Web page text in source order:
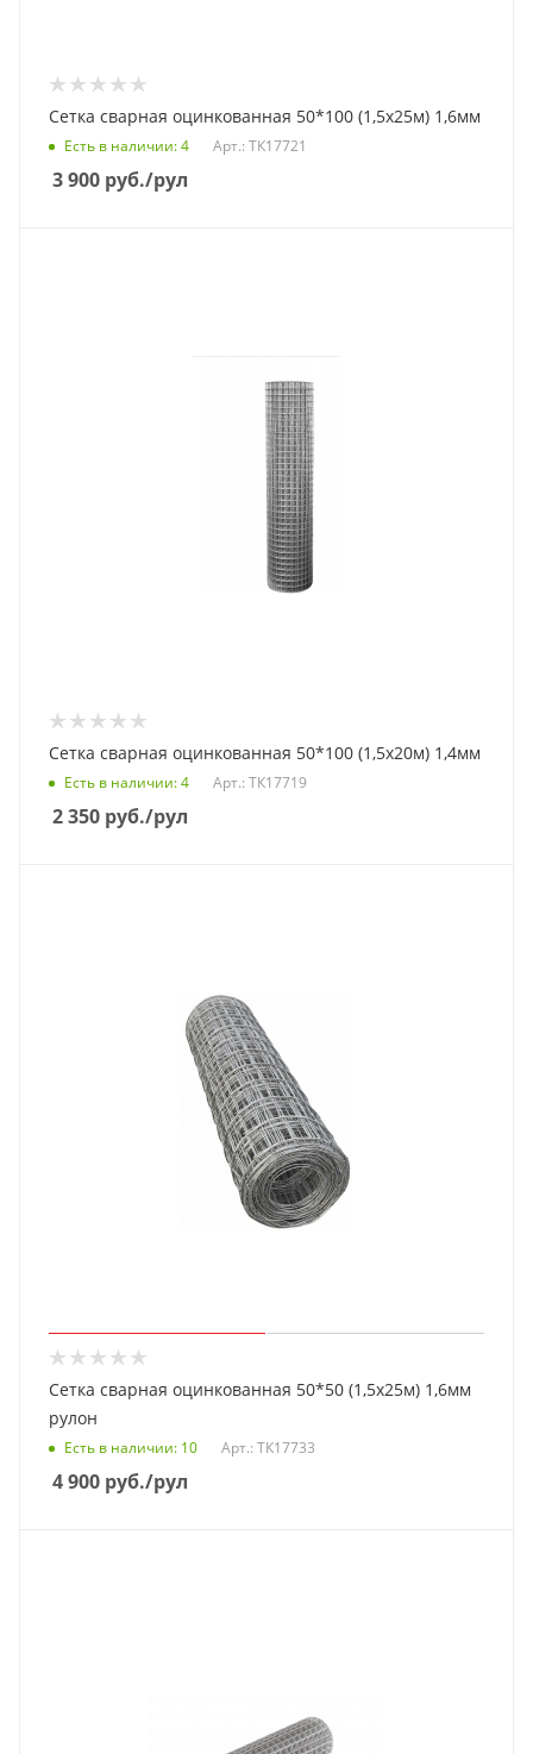
Сетка сварная оцинкованная 50*100 (1,5х25м) 1,6мм
Есть в наличии: 4 Арт.: ТК17721
3 900 руб./рул
Сетка сварная оцинкованная 50*100 (1,5х20м) 1,4мм
Есть в наличии: 4 Арт.: ТК17719
2 350 руб./рул
Сетка сварная оцинкованная 50*50 (1,5х25м) 1,6мм
рулон
Есть в наличии: 10 Арт.: ТК17733
4 900 руб./рул